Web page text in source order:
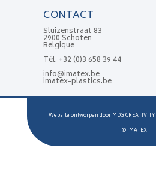
CONTACT
Sluizenstraat 83
2900 Schoten
Belgique
Tèl. +32 (0)3 658 39 44
info@imatex.be
imatex-plastics.be
Website ontworpen door MDG CREATIVITY
© IMATEX